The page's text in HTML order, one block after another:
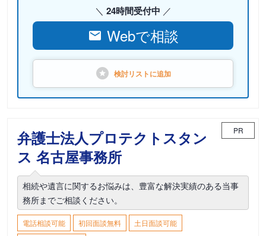
24時間受付中
Webで相談
検討リストに追加
弁護士法人プロテクトスタン
ス 名古屋事務所
PR
相続や遺言に関するお悩みは、豊富な解決実績のある当事
務所までご相談ください。
電話相談可能 初回面談無料
土日面談可能